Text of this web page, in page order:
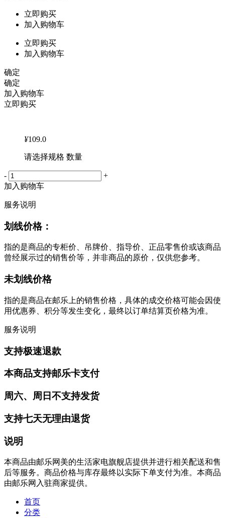
立即购买
加入购物车
立即购买
加入购物车
确定
确定
加入购物车
立即购买
¥109.0
请选择规格 数量
-
+
加入购物车
服务说明
划线价格：
指的是商品的专柜价、吊牌价、指导价、正品零售价或该商品
曾经展示过的销售价等，并非商品的原价，仅供您参考。
未划线价格
指的是商品在邮乐上的销售价格，具体的成交价格可能会因使
用优惠券、积分等发生变化，最终以订单结算页价格为准。
服务说明
支持极速退款
本商品支持邮乐卡支付
周六、周日不支持发货
支持七天无理由退货
说明
本商品由邮乐网美的生活家电旗舰店提供并进行相关配送和售
后等服务。商品价格与库存最终以实际下单支付为准。本商品
由邮乐网入驻商家提供。
首页
分类